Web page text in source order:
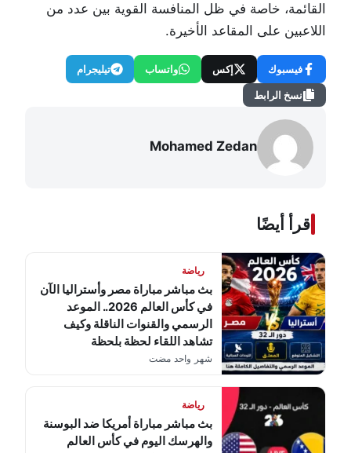
القائمة، خاصة في ظل المنافسة القوية بين عدد من
اللاعبين على المقاعد الأخيرة.
فيسبوك إكس واتساب تيليجرام
نسخ الرابط
Mohamed Zedan
اقرأ أيضًا
رياضة
بث مباشر مباراة مصر وأستراليا الآن
في كأس العالم 2026.. الموعد
الرسمي والقنوات الناقلة وكيف
تشاهد اللقاء لحظة بلحظة
شهر واحد مضت
رياضة
بث مباشر مباراة أمريكا ضد البوسنة
والهرسك اليوم في كأس العالم